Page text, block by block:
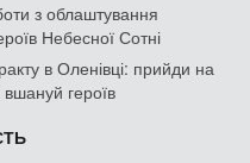
з облаштування
Небесної Сотні
в Оленівці: прийди на
вшануй героїв